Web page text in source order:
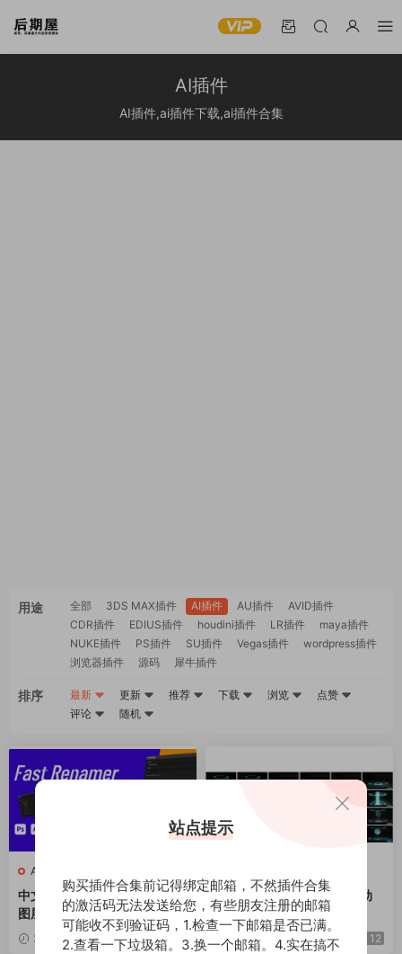
AI插件
AI插件,ai插件下载,ai插件合集
用途 全部 3DS MAX插件 AI插件 AU插件
AVID插件
CDR插件
EDIUS插件 houdini插件 LR插件
maya插件
NUKE插件
PS插件 SU插件 Vegas插件
wordpress插件
浏览器插件
源码 犀牛插件
排序 最新 更新 推荐 下载 浏览
点赞
评论
随机
AE资源
中文版AE/AI/PS脚本-快速给
图层重命名工具 Fast Rename
r 1.5 Win/Mac+使用教程
2023-09-02 12
AE模板-7040 高科技标志动
画
2022-06-28 12
站点提示
购买插件合集前记得绑定邮箱，不然插件合集
的激活码无法发送给您，有些朋友注册的邮箱
可能收不到验证码，1.检查一下邮箱是否已满。
2.查看一下垃圾箱。3.换一个邮箱。4.实在搞不